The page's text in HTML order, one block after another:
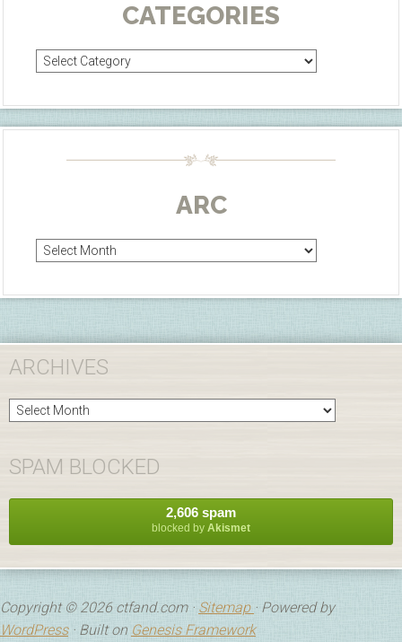
CATEGORIES
Categories
ARC
Arc
ARCHIVES
Archives
SPAM BLOCKED
2,606 spam
blocked by Akismet
Copyright © 2026 ctfand.com · Sitemap · Powered by
WordPress· Built on Genesis Framework